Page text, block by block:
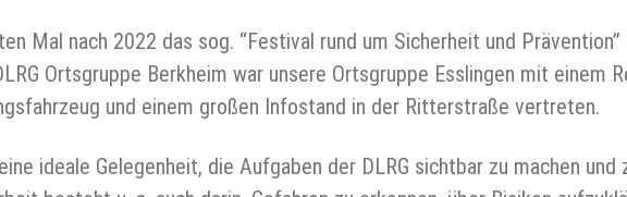
Mal nach 2022 das sog. “Festival rund um Sicherheit und
Ortsgruppe Berkheim war unsere Ortsgruppe Esslingen mit einem
und einem großen Infostand in der Ritterstraße vertreten.
ideale Gelegenheit, die Aufgaben der DLRG sichtbar zu machen